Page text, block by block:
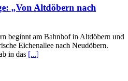
„Von Altdöbern nach
beginnt am Bahnhof in Altdöbern und
Eichenallee nach Neudöbern.
in das [...]